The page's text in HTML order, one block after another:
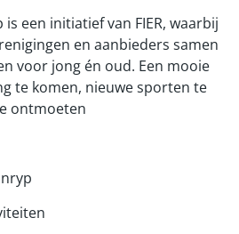
een initiatief van FIER, waarbij
en aanbieders samen
voor jong én oud. Een mooie
te komen, nieuwe sporten te
ontmoeten